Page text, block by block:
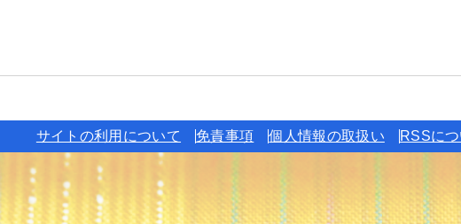
サイトの利用について 免責事項 個人情報の取扱い RSSに